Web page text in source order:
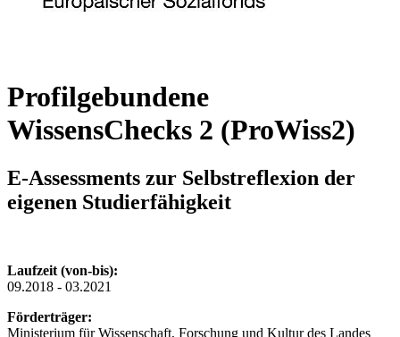
Profilgebundene
WissensChecks 2 (ProWiss2)
E-Assessments zur Selbstreflexion der
eigenen Studierfähigkeit
Laufzeit (von-bis):
09.2018 - 03.2021
Förderträger:
Ministerium für Wissenschaft, Forschung und Kultur des Landes